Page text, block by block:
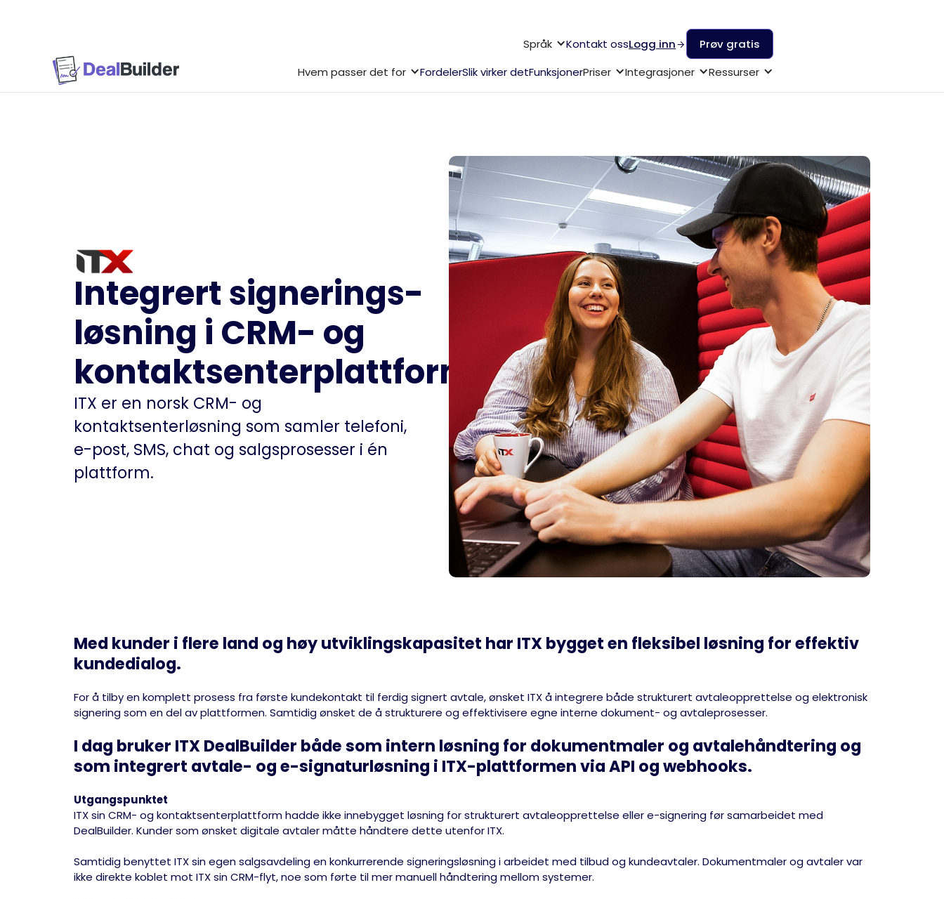
Språk Kontakt ossLogg inn
Prøv gratis
Hvem passer det for
FordelerSlik virker detFunksjonerPriser Integrasjoner Ressurser
Integrert signerings-
løsning i CRM- og
kontaktsenterplattform
ITX er en norsk CRM- og
kontaktsenterløsning som samler telefoni,
e-post, SMS, chat og salgsprosesser i én
plattform.
Med kunder i flere land og høy utviklingskapasitet har ITX bygget en fleksibel løsning for effektiv
kundedialog.
For å tilby en komplett prosess fra første kundekontakt til ferdig signert avtale, ønsket ITX å integrere både strukturert avtaleopprettelse og elektronisk
signering som en del av plattformen. Samtidig ønsket de å strukturere og effektivisere egne interne dokument- og avtaleprosesser.
I dag bruker ITX DealBuilder både som intern løsning for dokumentmaler og avtalehåndtering og
som integrert avtale- og e-signaturløsning i ITX-plattformen via API og webhooks.
Utgangspunktet
ITX sin CRM- og kontaktsenterplattform hadde ikke innebygget løsning for strukturert avtaleopprettelse eller e-signering før samarbeidet med
DealBuilder. Kunder som ønsket digitale avtaler måtte håndtere dette utenfor ITX.
Samtidig benyttet ITX sin egen salgsavdeling en konkurrerende signeringsløsning i arbeidet med tilbud og kundeavtaler. Dokumentmaler og avtaler var
ikke direkte koblet mot ITX sin CRM-flyt, noe som førte til mer manuell håndtering mellom systemer.